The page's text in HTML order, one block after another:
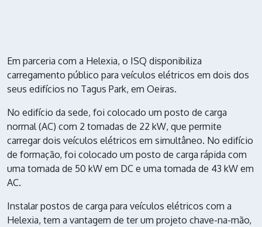
Em parceria com a Helexia, o ISQ disponibiliza
carregamento público para veículos elétricos em dois dos
seus edifícios no Tagus Park, em Oeiras.
No edifício da sede, foi colocado um posto de carga
normal (AC) com 2 tomadas de 22 kW, que permite
carregar dois veículos elétricos em simultâneo. No edifício
de formação, foi colocado um posto de carga rápida com
uma tomada de 50 kW em DC e uma tomada de 43 kW em
AC.
Instalar postos de carga para veículos elétricos com a
Helexia, tem a vantagem de ter um projeto chave-na-mão,